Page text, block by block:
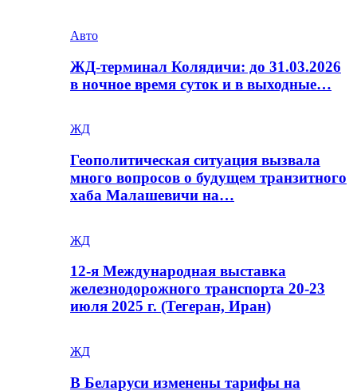
Авто
ЖД-терминал Колядичи: до 31.03.2026
в ночное время суток и в выходные…
ЖД
Геополитическая ситуация вызвала
много вопросов о будущем транзитного
хаба Малашевичи на…
ЖД
12-я Международная выставка
железнодорожного транспорта 20-23
июля 2025 г. (Тегеран, Иран)
ЖД
В Беларуси изменены тарифы на